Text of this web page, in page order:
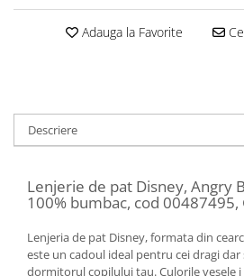
Adauga la Favorite
Descriere
Lenjerie de pat Disney, Angry
100% bumbac, cod 00487495,
Lenjeria de pat Disney, formata din
este un cadoul ideal pentru cei dragi dar
dormitorul copilului tau. Culorile vesele